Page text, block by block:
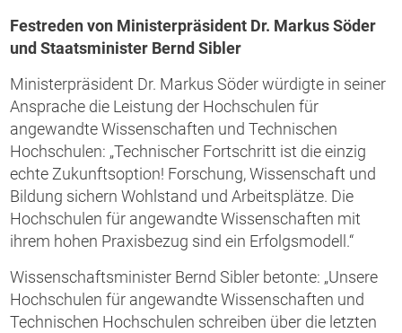
Festreden von Ministerpräsident Dr. Markus Söder
und Staatsminister Bernd Sibler
Ministerpräsident Dr. Markus Söder würdigte in seiner
Ansprache die Leistung der Hochschulen für
angewandte Wissenschaften und Technischen
Hochschulen: „Technischer Fortschritt ist die einzig
echte Zukunftsoption! Forschung, Wissenschaft und
Bildung sichern Wohlstand und Arbeitsplätze. Die
Hochschulen für angewandte Wissenschaften mit
ihrem hohen Praxisbezug sind ein Erfolgsmodell.“
Wissenschaftsminister Bernd Sibler betonte: „Unsere
Hochschulen für angewandte Wissenschaften und
Technischen Hochschulen schreiben über die letzten